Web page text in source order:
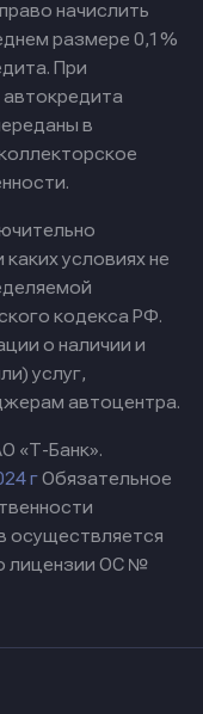
начислить
размере 0,1%
При
в
условиях не
кодекса РФ.
о наличии и
услуг,
автоцентра.
«Т-Банк».
гОбязательное
осуществляется
лицензии ОС №